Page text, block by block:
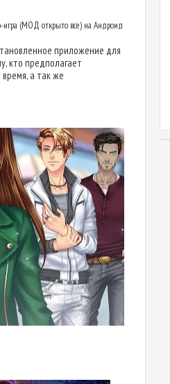
игра (МОД открыто все) на Андроид
приложение для
кто предполагает
а так же